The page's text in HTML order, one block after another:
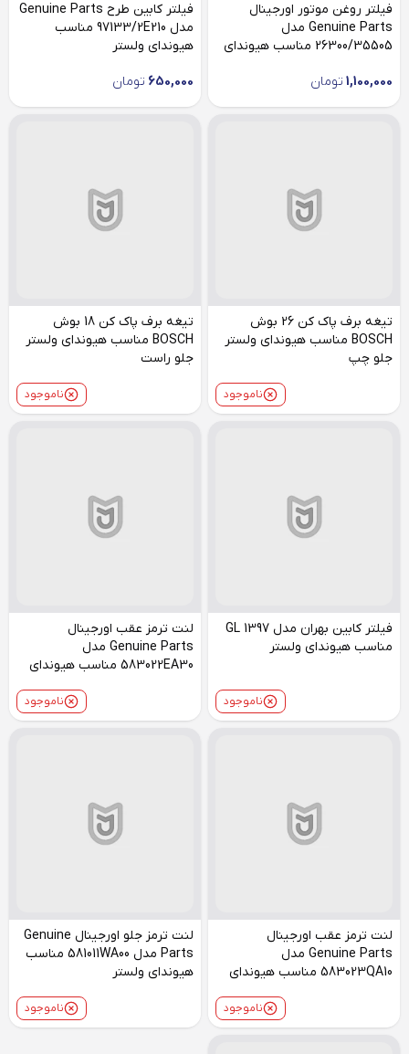
فیلتر روغن موتور اورجینال
Genuine Parts مدل
26300/35505 مناسب هیوندای
1,100,000 تومان
فیلتر کابین طرح Genuine Parts
مدل 97133/2E210 مناسب
هیوندای ولستر
650,000 تومان
تیغه برف پاک کن 26 بوش
BOSCH مناسب هیوندای ولستر
جلو چپ
ناموجود
تیغه برف پاک کن 18 بوش
BOSCH مناسب هیوندای ولستر
جلو راست
ناموجود
فیلتر کابین بهران مدل GL 1397
مناسب هیوندای ولستر
ناموجود
لنت ترمز عقب اورجینال
Genuine Parts مدل
583022EA30 مناسب هیوندای
ناموجود
لنت ترمز عقب اورجینال
Genuine Parts مدل
583023QA10 مناسب هیوندای
ناموجود
لنت ترمز جلو اورجینال Genuine
Parts مدل 581011WA00 مناسب
هیوندای ولستر
ناموجود